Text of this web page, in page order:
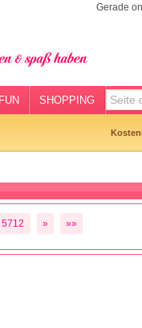
Gerade
FUN SHOPPING
5712 » »»